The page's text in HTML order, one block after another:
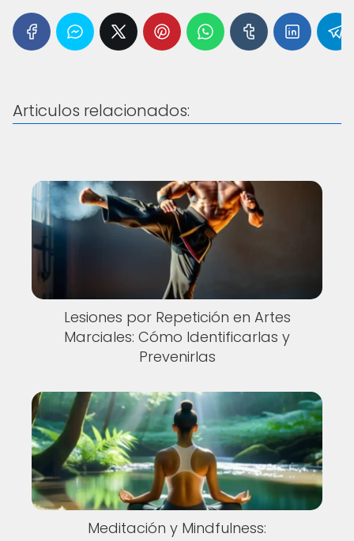
Articulos relacionados:
Lesiones por Repetición en Artes
Marciales: Cómo Identificarlas y
Prevenirlas
Meditación y Mindfulness: